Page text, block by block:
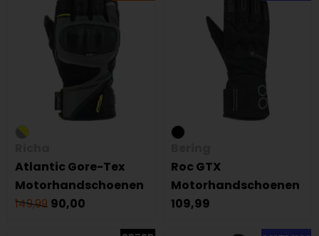
Atlantic Gore-Tex
Motorhandschoenen
149,99 90,00
Roc GTX
Motorhandschoenen
109,99